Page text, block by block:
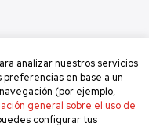
analizar nuestros servicios
en base a un
(por ejemplo,
general sobre el uso de
configurar tus